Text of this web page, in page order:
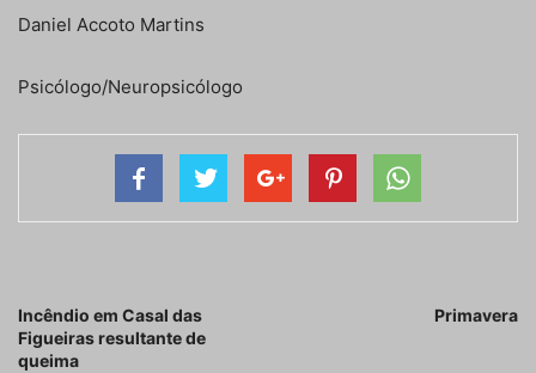
Daniel Accoto Martins
Psicólogo/Neuropsicólogo
Incêndio em Casal das
Figueiras resultante de
queima
Primavera